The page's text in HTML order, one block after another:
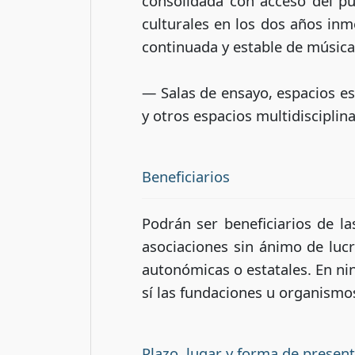
culturales en los dos años
continuada y estable de
— Salas de ensayo, espacios
y otros espacios
Beneficiarios
Podrán ser beneficiarios de
asociaciones sin ánimo de
autonómicas o estatales. En
sí las fundaciones u